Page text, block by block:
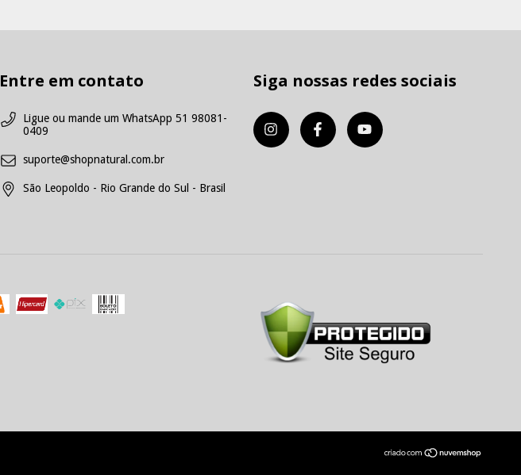
Entre em contato
Ligue ou mande um WhatsApp 51 98081-
0409
suporte@shopnatural.com.br
São Leopoldo - Rio Grande do Sul - Brasil
Siga nossas redes sociais